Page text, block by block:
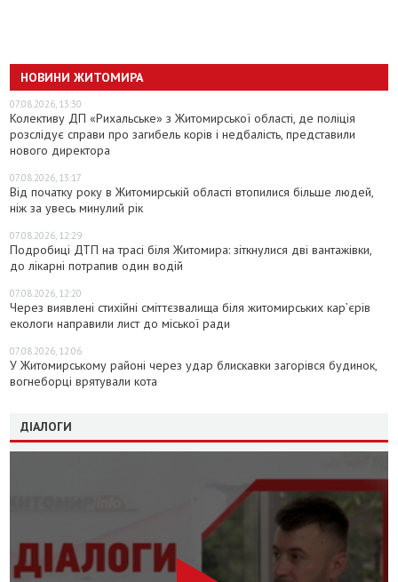
НОВИНИ ЖИТОМИРА
07.08.2026, 13:30
Колективу ДП «Рихальське» з Житомирської області, де поліція
розслідує справи про загибель корів і недбалість, представили
нового директора
07.08.2026, 13:17
Від початку року в Житомирській області втопилися більше людей,
ніж за увесь минулий рік
07.08.2026, 12:29
Подробиці ДТП на трасі біля Житомира: зіткнулися дві вантажівки,
до лікарні потрапив один водій
07.08.2026, 12:20
Через виявлені стихійні сміттєзвалища біля житомирських кар’єрів
екологи направили лист до міської ради
07.08.2026, 12:06
У Житомирському районі через удар блискавки загорівся будинок,
вогнеборці врятували кота
ДІАЛОГИ